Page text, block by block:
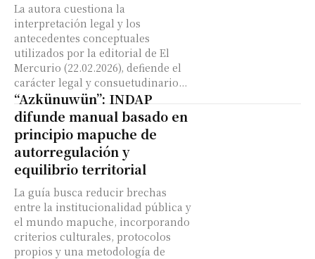
La autora cuestiona la
interpretación legal y los
antecedentes conceptuales
utilizados por la editorial de El
Mercurio (22.02.2026), defiende el
carácter legal y consuetudinario...
“Azkünuwün”: INDAP
difunde manual basado en
principio mapuche de
autorregulación y
equilibrio territorial
La guía busca reducir brechas
entre la institucionalidad pública y
el mundo mapuche, incorporando
criterios culturales, protocolos
propios y una metodología de